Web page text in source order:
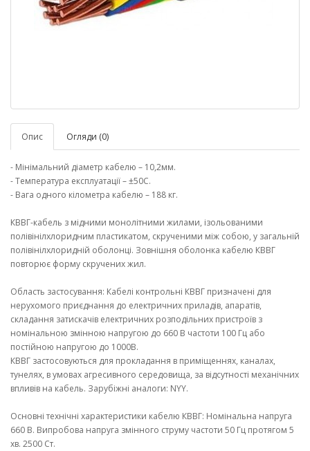
Опис Огляди (0)
- Мінімальний діаметр кабелю – 10,2мм.
- Температура експлуатації – ±50С.
- Вага одного кілометра кабелю – 188 кг.
КВВГ-кабель з мідними монолітними жилами, ізольованими
полівінілхлоридним пластикатом, скрученими між собою, у загальній
полівінілхлоридній оболонці. Зовнішня оболонка кабелю КВВГ
повторює форму скручених жил.
Область застосування: Кабелі контрольні КВВГ призначені для
нерухомого приєднання до електричних приладів, апаратів,
складання затискачів електричних розподільних пристроїв з
номінальною змінною напругою до 660 В частоти 100 Гц або
постійною напругою до 1000В.
КВВГ застосовуються для прокладання в приміщеннях, каналах,
тунелях, в умовах агресивного середовища, за відсутності механічних
впливів на кабель. Зарубіжні аналоги: NYY.
Основні технічні характеристики кабелю КВВГ: Номінальна напруга
660 В. Випробова напруга змінного струму частоти 50 Гц протягом 5
хв. 2500 Ст.